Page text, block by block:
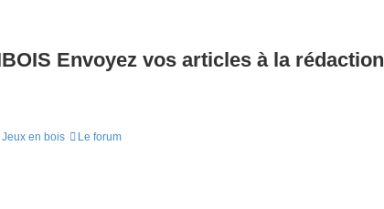
Envoyez vos articles à la rédaction
Jeux en bois Le forum